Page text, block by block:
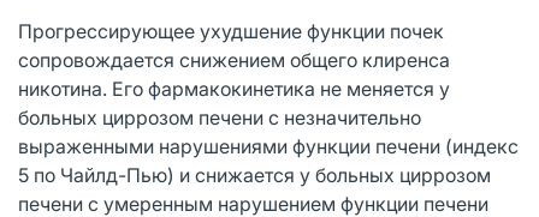
Прогрессирующее ухудшение функции почек
сопровождается снижением общего клиренса
никотина. Его фармакокинетика не меняется у
больных циррозом печени с незначительно
выраженными нарушениями функции печени (индекс
5 по Чайлд-Пью) и снижается у больных циррозом
печени с умеренным нарушением функции печени